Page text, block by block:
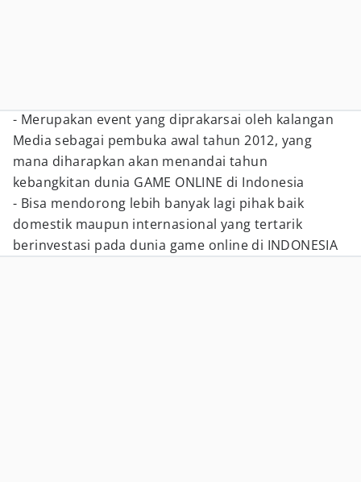
- Merupakan event yang diprakarsai oleh kalangan
Media sebagai pembuka awal tahun 2012, yang
mana diharapkan akan menandai tahun
kebangkitan dunia GAME ONLINE di Indonesia
- Bisa mendorong lebih banyak lagi pihak baik
domestik maupun internasional yang tertarik
berinvestasi pada dunia game online di INDONESIA